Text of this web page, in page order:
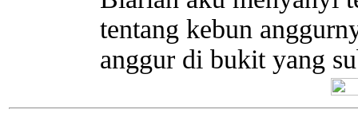
tentang kebun
anggur di bukit yang